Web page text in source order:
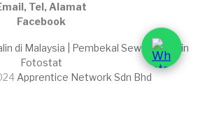
Tel, Alamat
Facebook
di Malaysia | Pembekal Sewaan Mesin
Fotostat
Apprentice Network Sdn Bhd